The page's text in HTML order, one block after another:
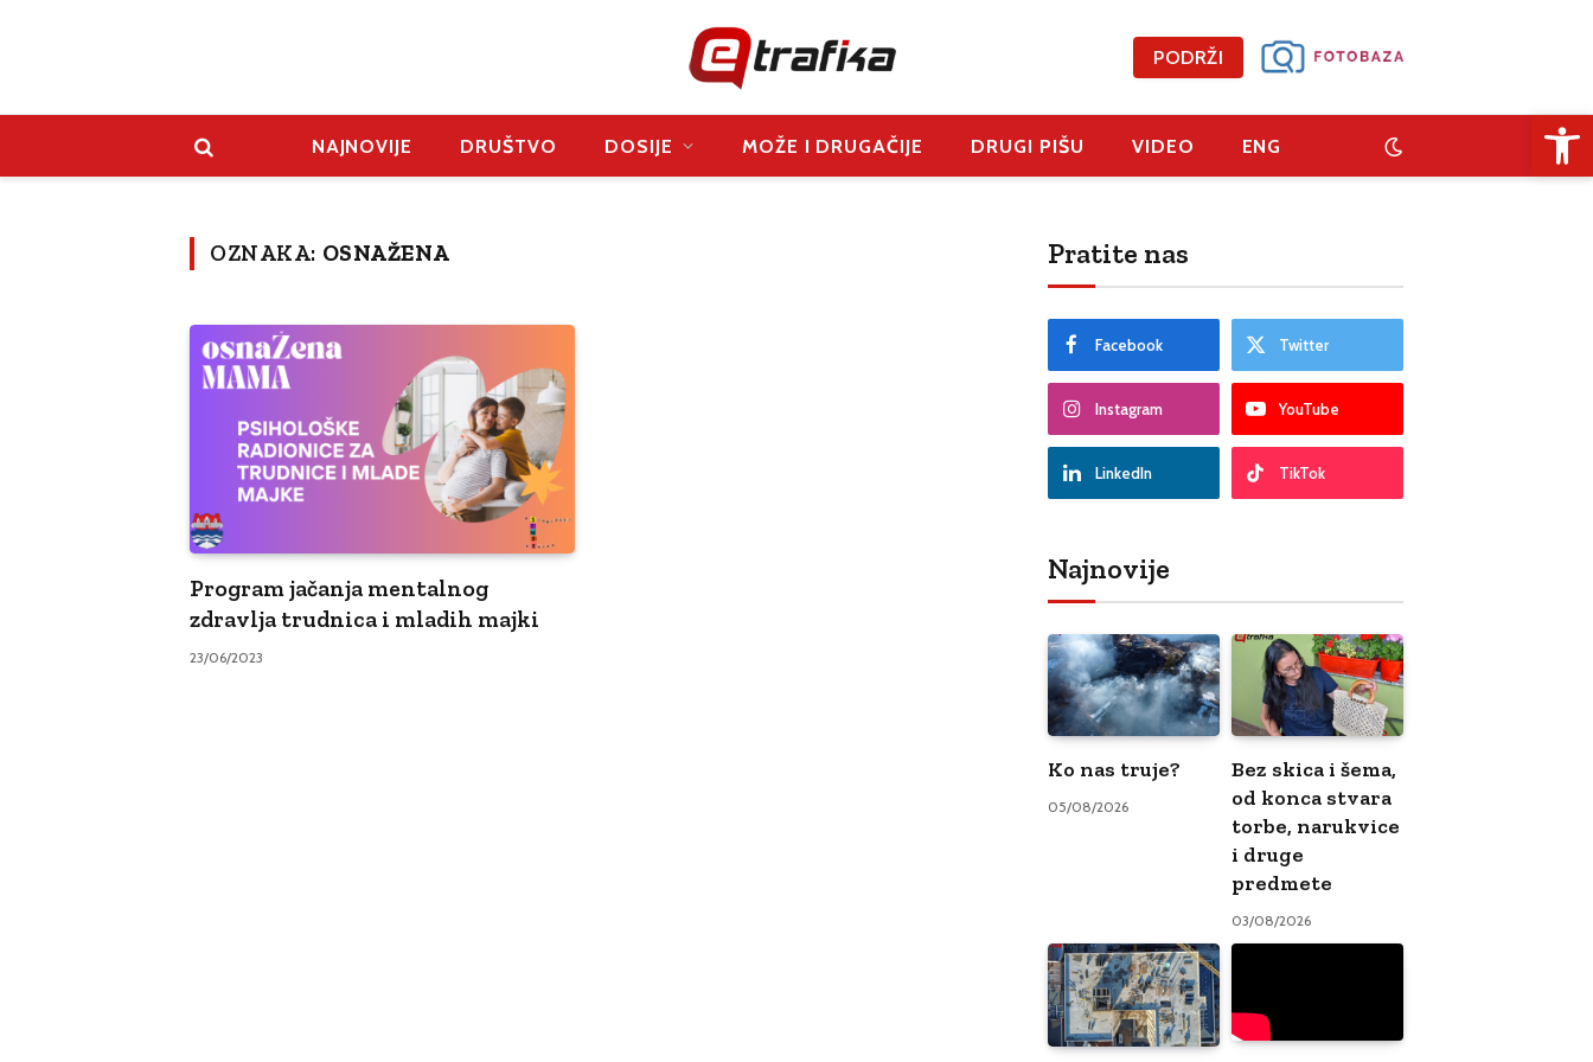
PODRŽI
NAJNOVIJE DRUŠTVO DOSIJE MOŽE I DRUGAČIJE DRUGI PIŠU VIDEO ENG
OZNAKA: OSNAŽENA
Program jačanja mentalnog
zdravlja trudnica i mladih majki
23/06/2023
Pratite nas
Facebook Twitter
Instagram YouTube
LinkedIn TikTok
Najnovije
Ko nas truje?
05/08/2026
Bez skica i šema,
od konca stvara
torbe, narukvice
i druge
predmete
03/08/2026